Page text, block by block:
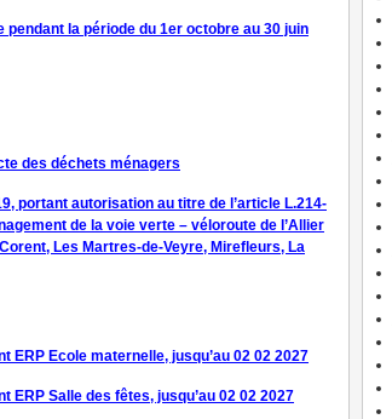
la période du 1er octobre au 30 juin
des déchets ménagers
portant autorisation au titre de l’article L.214-
de la voie verte – véloroute de l’Allier
Les Martres-de-Veyre, Mirefleurs, La
Ecole maternelle, jusqu’au 02 02 2027
Salle des fêtes, jusqu’au 02 02 2027